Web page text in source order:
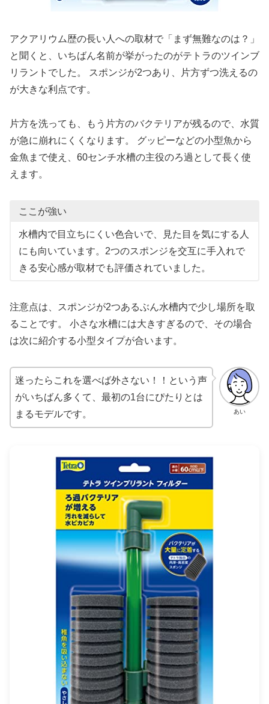
アクアリウム歴の長い人への取材で「まず無難なのは？」
と聞くと、いちばん名前が挙がったのがテトラのツインブ
リラントでした。 スポンジが2つあり、片方ずつ洗えるの
が大きな利点です。
片方を洗っても、もう片方のバクテリアが残るので、水質
が急に崩れにくくなります。 グッピーなどの小型魚から
金魚まで使え、60センチ水槽の主役のろ過として長く使
えます。
ここが強い
水槽内で目立ちにくい色合いで、見た目を気にする人
にも向いています。2つのスポンジを交互に手入れで
きる安心感が取材でも評価されていました。
注意点は、スポンジが2つあるぶん水槽内で少し場所を取
ることです。 小さな水槽には大きすぎるので、その場合
は次に紹介する小型タイプが合います。
あい
迷ったらこれを選べば外さない！！という声
がいちばん多くて、最初の1台にぴたりとは
まるモデルです。